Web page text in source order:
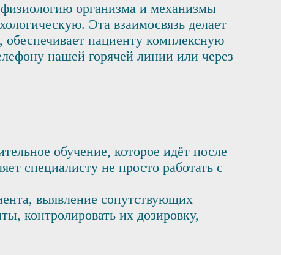
физиологию организма и механизмы
Эта взаимосвязь делает
пациенту комплексную
нашей горячей линии или через
обучение, которое идёт после
специалисту не просто работать с
выявление сопутствующих
контролировать их дозировку,